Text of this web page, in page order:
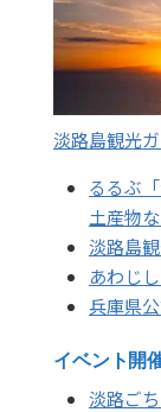
淡路島観光
るるぶ
土産物
淡路島
あわじ
兵庫県
イベント開
淡路ご